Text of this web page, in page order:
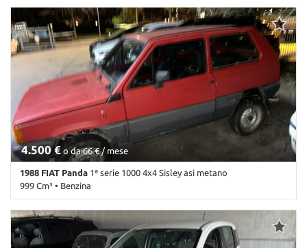
100.000 Km • Cambio Manuale (6) • Azzurro metallizzato • 5 Porte •
ABS • Airbag • Airbag Passeggero • Airbag testa • Alzacristalli
elettrici • Antifurto • Chiusura centralizzata • Climatizzatore •
Controllo trazione • ESP • Immobilizzatore elettronico •
Servosterzo
4.500 €o da 66 € / mese
1988 FIAT Panda 1ª serie 1000 4x4 Sisley asi metano
999 Cm³ • Benzina
44.000 Km • Cambio Manuale (5) • Rosso pastello • 3 Porte